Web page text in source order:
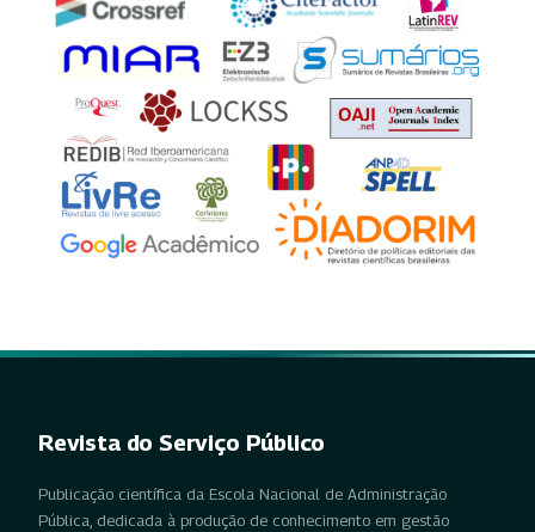
Revista do Serviço Público
Publicação científica da Escola Nacional de Administração
Pública, dedicada à produção de conhecimento em gestão